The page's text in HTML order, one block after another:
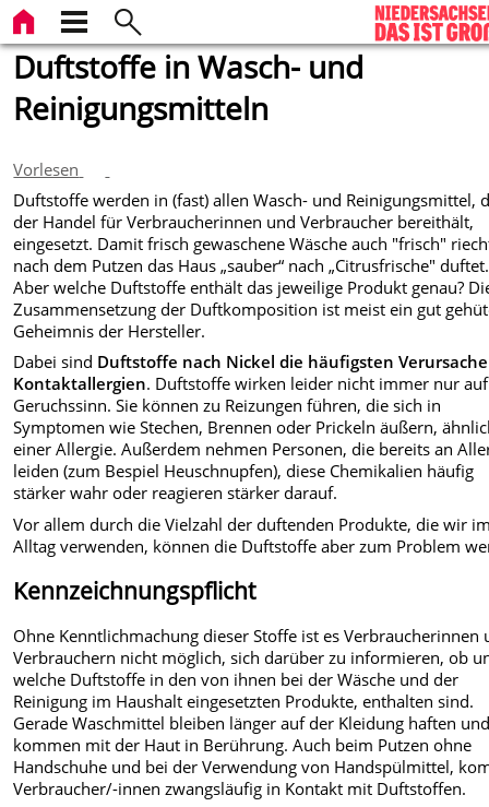
Duftstoffe in Wasch- und
Reinigungsmitteln
Vorlesen
Duftstoffe werden in (fast) allen Wasch- und Reinigungsmittel,
der Handel für Verbraucherinnen und Verbraucher bereithält,
eingesetzt. Damit frisch gewaschene Wäsche auch "frisch"
nach dem Putzen das Haus „sauber“ nach „Citrusfrische" duftet.
Aber welche Duftstoffe enthält das jeweilige Produkt genau?
Zusammensetzung der Duftkomposition ist meist ein gut
Geheimnis der Hersteller.
Dabei sind Duftstoffe nach Nickel die häufigsten
Kontaktallergien. Duftstoffe wirken leider nicht immer nur
Geruchssinn. Sie können zu Reizungen führen, die sich in
Symptomen wie Stechen, Brennen oder Prickeln äußern,
einer Allergie. Außerdem nehmen Personen, die bereits an
leiden (zum Bespiel Heuschnupfen), diese Chemikalien häufig
stärker wahr oder reagieren stärker darauf.
Vor allem durch die Vielzahl der duftenden Produkte, die wir
Alltag verwenden, können die Duftstoffe aber zum Problem
Kennzeichnungspflicht
Ohne Kenntlichmachung dieser Stoffe ist es Verbraucherinnen
Verbrauchern nicht möglich, sich darüber zu informieren, ob
welche Duftstoffe in den von ihnen bei der Wäsche und der
Reinigung im Haushalt eingesetzten Produkte, enthalten sind.
Gerade Waschmittel bleiben länger auf der Kleidung haften
kommen mit der Haut in Berührung. Auch beim Putzen ohne
Handschuhe und bei der Verwendung von Handspülmittel,
Verbraucher/-innen zwangsläufig in Kontakt mit Duftstoffen.